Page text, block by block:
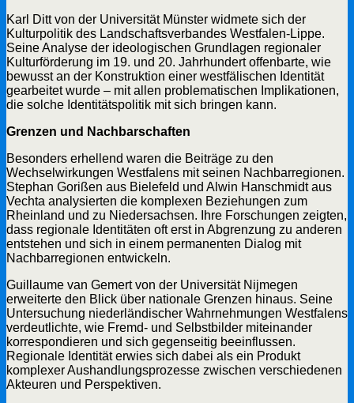
Karl Ditt von der Universität Münster widmete sich der
Kulturpolitik des Landschaftsverbandes Westfalen-Lippe.
Seine Analyse der ideologischen Grundlagen regionaler
Kulturförderung im 19. und 20. Jahrhundert offenbarte, wie
bewusst an der Konstruktion einer westfälischen Identität
gearbeitet wurde – mit allen problematischen Implikationen,
die solche Identitätspolitik mit sich bringen kann.
Grenzen und Nachbarschaften
Besonders erhellend waren die Beiträge zu den
Wechselwirkungen Westfalens mit seinen Nachbarregionen.
Stephan Gorißen aus Bielefeld und Alwin Hanschmidt aus
Vechta analysierten die komplexen Beziehungen zum
Rheinland und zu Niedersachsen. Ihre Forschungen zeigten,
dass regionale Identitäten oft erst in Abgrenzung zu anderen
entstehen und sich in einem permanenten Dialog mit
Nachbarregionen entwickeln.
Guillaume van Gemert von der Universität Nijmegen
erweiterte den Blick über nationale Grenzen hinaus. Seine
Untersuchung niederländischer Wahrnehmungen Westfalens
verdeutlichte, wie Fremd- und Selbstbilder miteinander
korrespondieren und sich gegenseitig beeinflussen.
Regionale Identität erwies sich dabei als ein Produkt
komplexer Aushandlungsprozesse zwischen verschiedenen
Akteuren und Perspektiven.